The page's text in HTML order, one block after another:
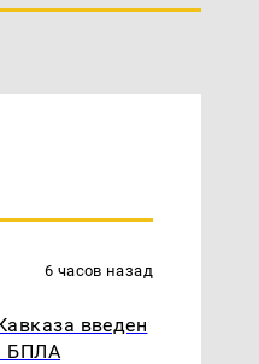
6 часов назад
введен
БПЛА